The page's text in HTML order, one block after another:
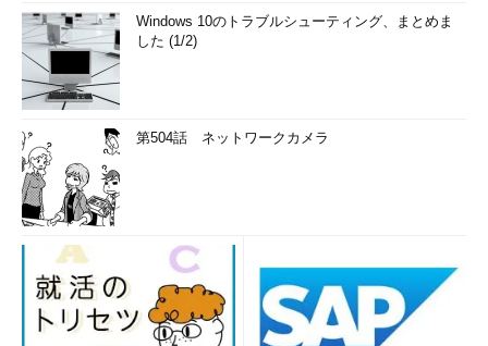
Windows 10のトラブルシューティング、まとめま
した (1/2)
第504話 ネットワークカメラ